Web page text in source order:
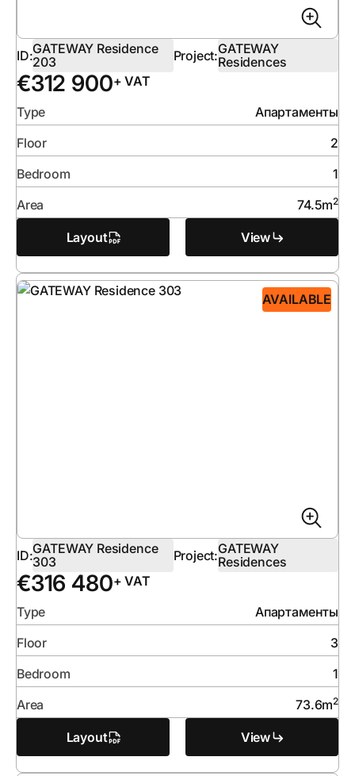
ID:GATEWAY Residence
203
Project:GATEWAY
Residences
€312 900+ VAT
Type
Апартаменты
Floor
2
Bedroom
1
Area
74.5m2
Layout View
AVAILABLE
ID:GATEWAY Residence
303
Project:GATEWAY
Residences
€316 480+ VAT
Type
Апартаменты
Floor
3
Bedroom
1
Area
73.6m2
Layout View